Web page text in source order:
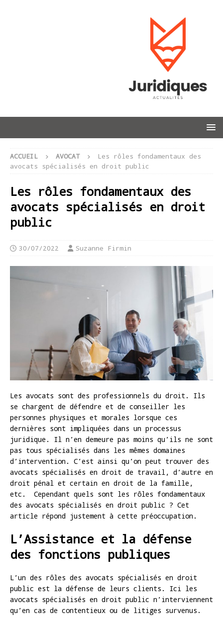
ACCUEIL AVOCAT
Les rôles fondamentaux des
avocats spécialisés en droit public
Les rôles fondamentaux des
avocats spécialisés en droit
public
30/07/2022 Suzanne Firmin
Les avocats sont des professionnels du droit. Ils
se chargent de défendre et de conseiller les
personnes physiques et morales lorsque ces
dernières sont impliquées dans un processus
juridique. Il n’en demeure pas moins qu’ils ne sont
pas tous spécialisés dans les mêmes domaines
d’intervention. C’est ainsi qu’on peut trouver des
avocats spécialisés en droit de travail, d’autre en
droit pénal et certain en droit de la famille,
etc. Cependant quels sont les rôles fondamentaux
des avocats spécialisés en droit public ? Cet
article répond justement à cette préoccupation.
L’Assistance et la défense
des fonctions publiques
L’un des rôles des avocats spécialisés en droit
public est la défense de leurs clients. Ici les
avocats spécialisés en droit public n’interviennent
qu’en cas de contentieux ou de litiges survenus.